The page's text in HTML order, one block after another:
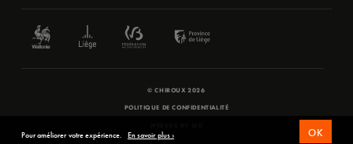
© CHIROUX 2026
POLITIQUE DE CONFIDENTIALITÉ
Pour améliorer votre expérience. En savoir plus › OK